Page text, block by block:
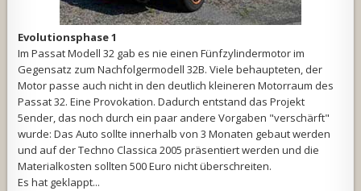
Evolutionsphase 1
Im Passat Modell 32 gab es nie einen Fünfzylindermotor im
Gegensatz zum Nachfolgermodell 32B. Viele behaupteten, der
Motor passe auch nicht in den deutlich kleineren Motorraum des
Passat 32. Eine Provokation. Dadurch entstand das Projekt
5ender, das noch durch ein paar andere Vorgaben "verschärft"
wurde: Das Auto sollte innerhalb von 3 Monaten gebaut werden
und auf der Techno Classica 2005 präsentiert werden und die
Materialkosten sollten 500 Euro nicht überschreiten.
Es hat geklappt...